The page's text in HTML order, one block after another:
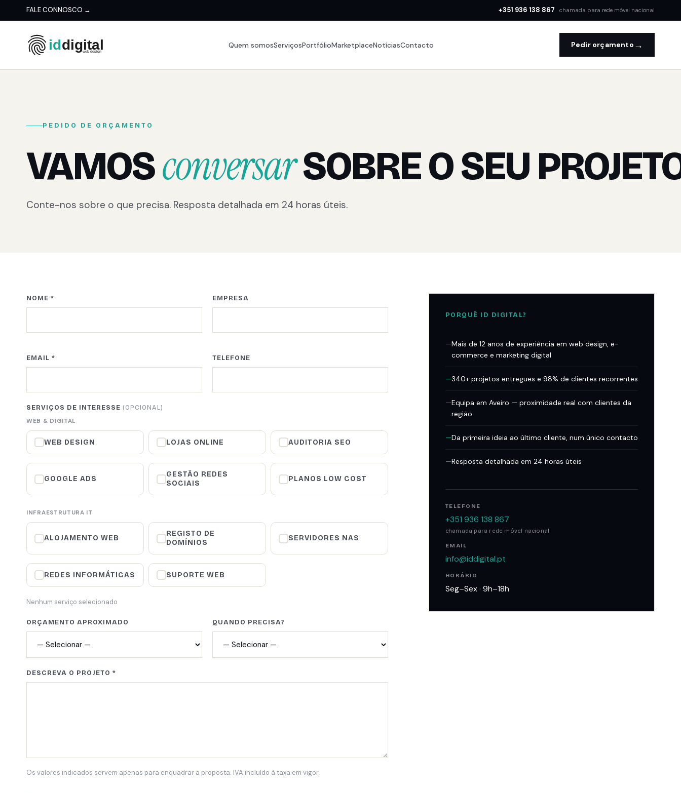
FALE CONNOSCO → +351 936 138 867 chamada para rede móvel nacional
Quem somosServiçosPortfólioMarketplaceNotíciasContacto Pedir orçamento →
PEDIDO DE ORÇAMENTO
VAMOSconversarSOBRE O SEU
Conte-nos sobre o que precisa. Resposta detalhada em 24 horas úteis.
NOME * EMPRESA
EMAIL * TELEFONE
SERVIÇOS DE INTERESSE (OPCIONAL)
WEB & DIGITAL
WEB DESIGN LOJAS ONLINE AUDITORIA SEO
GOOGLE ADS
GESTÃO REDES
SOCIAIS
PLANOS LOW COST
INFRAESTRUTURA IT
ALOJAMENTO WEB
REGISTO DE
DOMÍNIOS
SERVIDORES NAS
REDES INFORMÁTICAS SUPORTE WEB
Nenhum serviço selecionado
ORÇAMENTO APROXIMADO QUANDO PRECISA?
DESCREVA O PROJETO *
Os valores indicados servem apenas para enquadrar a proposta. IVA incluído à taxa em vigor.
PORQUÊ ID DIGITAL?
Mais de 12 anos de experiência em web design, e-
commerce e marketing digital
340+ projetos entregues e 98% de clientes recorrentes
Equipa em Aveiro — proximidade real com clientes da
região
Da primeira ideia ao último cliente, num único contacto
Resposta detalhada em 24 horas úteis
TELEFONE
+351 936 138 867
chamada para rede móvel nacional
EMAIL
info@iddigital.pt
HORÁRIO
Seg–Sex · 9h–18h